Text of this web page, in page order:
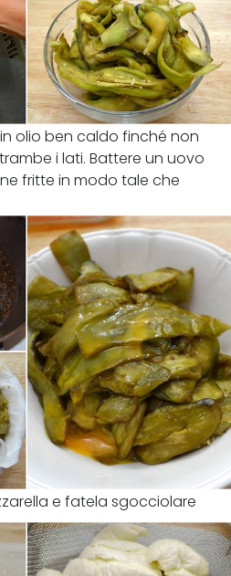
olio ben caldo finché non
i lati. Battere un uovo
fritte in modo tale che
e fatela sgocciolare